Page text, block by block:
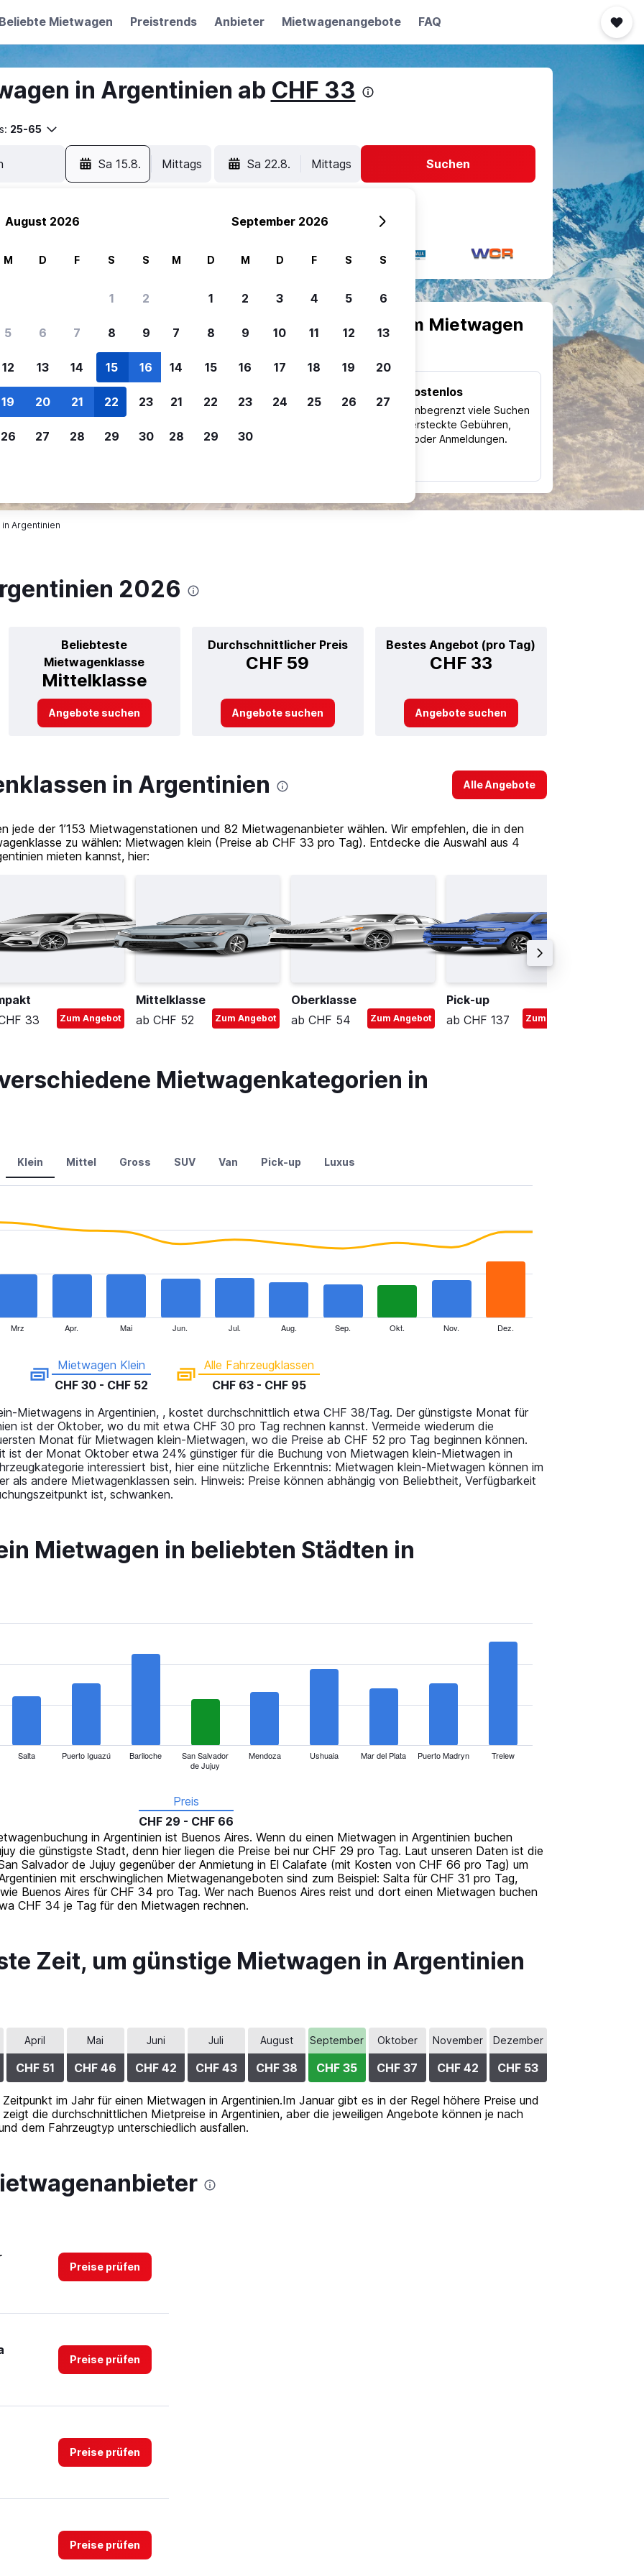
Beliebte Mietwagen Preistrends Anbieter Mietwagenangebote FAQ
in Argentinien ab CHF 33
25-65
Sa 15.8. Mittags Sa 22.8. Mittags Suchen
Reisenden sich für SWOODOO entscheiden, um Mietwagen
Lass dich benachrichtigen,
um kein tolles Angebot zu
Anpassung von Trips
Mietwagenergebnisse nach
Kostenlos
Nutze unbegrenzt viele Suchen
ohne versteckte Gebühren,
Kosten oder Anmeldungen.
Argentinien
2026
Beliebteste
Mietwagenklasse
Mittelklasse
Durchschnittlicher Preis
CHF 59
Bestes Angebot (pro Tag)
CHF 33
Angebote suchen Angebote suchen Angebote suchen
in Argentinien Alle Angebote
jede der 1’153 Mietwagenstationen und 82 Mietwagenanbieter wählen. Wir empfehlen, die in den
zu wählen: Mietwagen klein (Preise ab CHF 33 pro Tag). Entdecke die Auswahl aus 4
mieten kannst, hier:
33
Zum Angebot
Mittelklasse
ab CHF 52
Zum Angebot
Oberklasse
ab CHF 54
Zum Angebot
Pick-up
ab CHF 137
Zum Angebot
Mietwagenkategorien in
Klein Mittel Gross SUV Van Pick-up Luxus
Mrz Apr. Mai Jun. Jul. Aug. Sep. Okt. Nov. Dez.
Mietwagen Klein
CHF 30 - CHF 52
Alle Fahrzeugklassen
CHF 63 - CHF 95
Mietwagens in Argentinien, , kostet durchschnittlich etwa CHF 38/Tag. Der günstigste Monat für
ist der Oktober, wo du mit etwa CHF 30 pro Tag rechnen kannst. Vermeide wiederum die
Monat für Mietwagen klein-Mietwagen, wo die Preise ab CHF 52 pro Tag beginnen können.
ist der Monat Oktober etwa 24% günstiger für die Buchung von Mietwagen klein-Mietwagen in
interessiert bist, hier eine nützliche Erkenntnis: Mietwagen klein-Mietwagen können im
als andere Mietwagenklassen sein. Hinweis: Preise können abhängig von Beliebtheit, Verfügbarkeit
ist, schwanken.
Mietwagen in beliebten Städten in
Salta Puerto Iguazú Bariloche
San Salvador
de Jujuy
Mendoza Ushuaia Mar del Plata Puerto Madryn Trelew
Preis
CHF 29 - CHF 66
in Argentinien ist Buenos Aires. Wenn du einen Mietwagen in Argentinien buchen
die günstigste Stadt, denn hier liegen die Preise bei nur CHF 29 pro Tag. Laut unseren Daten ist die
Salvador de Jujuy gegenüber der Anmietung in El Calafate (mit Kosten von CHF 66 pro Tag) um
mit erschwinglichen Mietwagenangeboten sind zum Beispiel: Salta für CHF 31 pro Tag,
Buenos Aires für CHF 34 pro Tag. Wer nach Buenos Aires reist und dort einen Mietwagen buchen
CHF 34 je Tag für den Mietwagen rechnen.
Zeit, um günstige Mietwagen in Argentinien
April
CHF 51
Mai
CHF 46
Juni
CHF 42
Juli
CHF 43
August
CHF 38
September
CHF 35
Oktober
CHF 37
November
CHF 42
Dezember
CHF 53
im Jahr für einen Mietwagen in Argentinien.Im Januar gibt es in der Regel höhere Preise und
die durchschnittlichen Mietpreise in Argentinien, aber die jeweiligen Angebote können je nach
dem Fahrzeugtyp unterschiedlich ausfallen.
Preise prüfen
Preise prüfen
Preise prüfen
Preise prüfen
August 2026
M D F S S
1 2
5 6 7 8 9
12 13 14 15 16
19 20 21 22 23
26 27 28 29 30
September 2026
M D M D F S S
1 2 3 4 5 6
7 8 9 10 11 12 13
14 15 16 17 18 19 20
21 22 23 24 25 26 27
28 29 30